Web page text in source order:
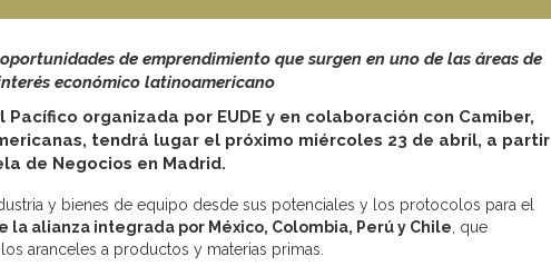
de emprendimiento que surgen en uno de las áreas de
económico latinoamericano
organizada por EUDE y en colaboración con Camiber,
tendrá lugar el próximo miércoles 23 de abril, a partir
de Negocios en Madrid.
y bienes de equipo desde sus potenciales y los protocolos para el
la alianza integrada por México, Colombia, Perú y Chile , que
aranceles a productos y materias primas.